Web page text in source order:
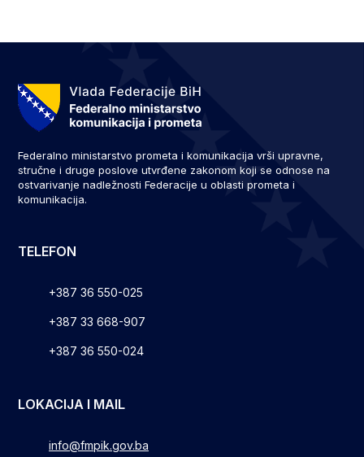
Federalno ministarstvo prometa i komunikacija vrši upravne,
stručne i druge poslove utvrđene zakonom koji se odnose na
ostvarivanje nadležnosti Federacije u oblasti prometa i
komunikacija.
TELEFON
+387 36 550-025
+387 33 668-907
+387 36 550-024
LOKACIJA I MAIL
info@fmpik.gov.ba